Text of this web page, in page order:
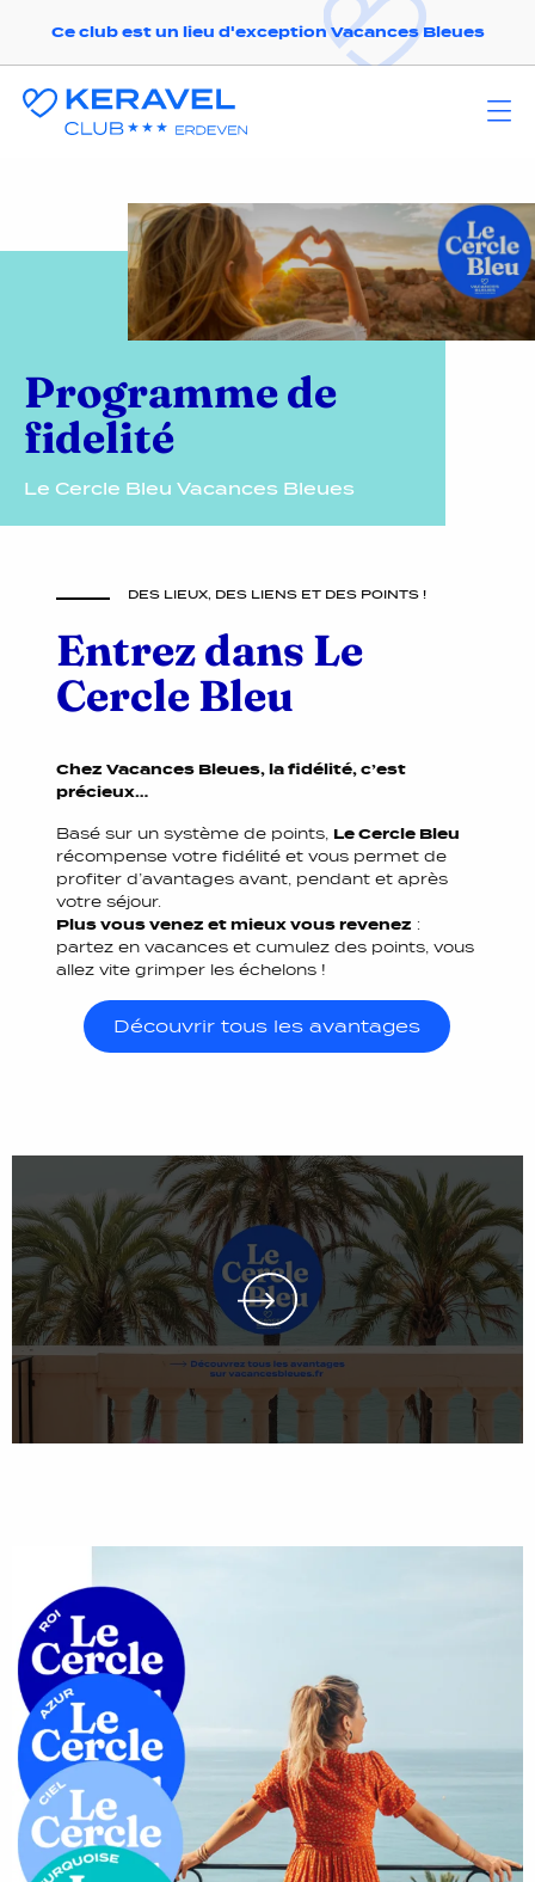
Ce club est un lieu d'exception Vacances Bleues
Programme de
fidelité
Le Cercle Bleu Vacances Bleues
DES LIEUX, DES LIENS ET DES POINTS !
Entrez dans Le
Cercle Bleu
Chez Vacances Bleues, la fidélité, c’est
précieux…
Basé sur un système de points, Le Cercle Bleu
récompense votre fidélité et vous permet de
profiter d’avantages avant, pendant et après
votre séjour.
Plus vous venez et mieux vous revenez :
partez en vacances et cumulez des points, vous
allez vite grimper les échelons !
Découvrir tous les avantages